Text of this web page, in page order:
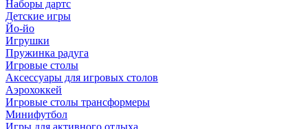
Наборы дартс
Детские игры
Йо-йо
Игрушки
Пружинка радуга
Игровые столы
Аксессуары для игровых столов
Аэрохоккей
Игровые столы трансформеры
Минифутбол
Игры для активного отдыха